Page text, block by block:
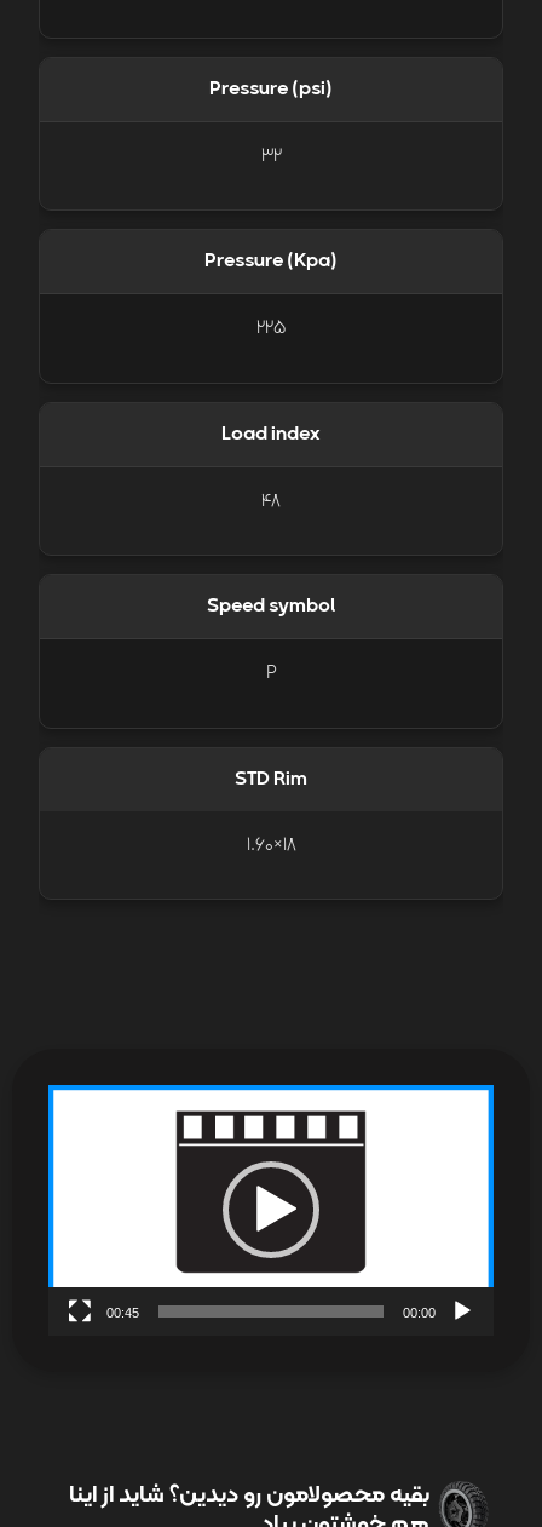
Pressure (psi)
32
Pressure (Kpa)
225
Load index
48
Speed symbol
P
STD Rim
18×1.60
00:00
00:45
بقیه محصولامون رو دیدین؟ شاید از اینا